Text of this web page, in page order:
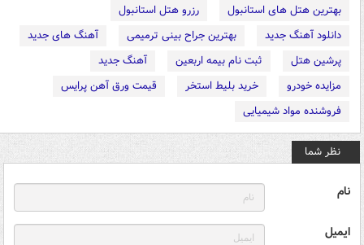
بهترین هتل های استانبول
رزرو هتل استانبول
دانلود آهنگ جدید
بهترین جراح بینی ترمیمی
آهنگ های جدید
پرشین هتل
ثبت نام بیمه اربعین
آهنگ جدید
مزایده خودرو
خرید بلیط استخر
قیمت ورق آهن پرایس
فروشنده مواد شیمیایی
نظر شما
نام
ایمیل